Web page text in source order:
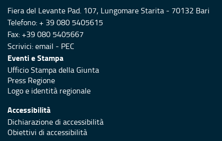
Fiera del Levante Pad. 107, Lungomare Starita - 70132 Bari
Telefono: + 39 080 5405615
Fax: +39 080 5405667
Scrivici:email - PEC
Eventi e Stampa
Ufficio Stampa della Giunta
Press Regione
Logo e identità regionale
Accessibilità
Dichiarazione di accessibilità
Obiettivi di accessibilità